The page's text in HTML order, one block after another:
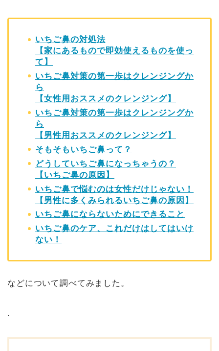
いちご鼻の対処法
【家にあるもので即効使えるものを使っ
て】
いちご鼻対策の第一歩はクレンジングか
ら
【女性用おススメのクレンジング】
いちご鼻対策の第一歩はクレンジングか
ら
【男性用おススメのクレンジング】
そもそもいちご鼻って？
どうしていちご鼻になっちゃうの？
【いちご鼻の原因】
いちご鼻で悩むのは女性だけじゃない！
【男性に多くみられるいちご鼻の原因】
いちご鼻にならないためにできること
いちご鼻のケア、これだけはしてはいけ
ない！
などについて調べてみました。
.